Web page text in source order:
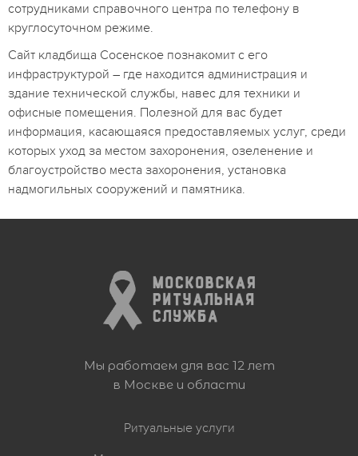
сотрудниками справочного центра по телефону в
круглосуточном режиме.
Сайт кладбища Сосенское познакомит с его
инфраструктурой – где находится администрация и
здание технической службы, навес для техники и
офисные помещения. Полезной для вас будет
информация, касающаяся предоставляемых услуг, среди
которых уход за местом захоронения, озеленение и
благоустройство места захоронения, установка
надмогильных сооружений и памятника.
Мы работаем для вас 12 лет
в Москве и области
Ритуальные услуги